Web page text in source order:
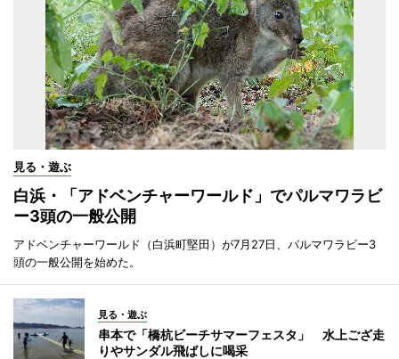
見る・遊ぶ
白浜・「アドベンチャーワールド」でパルマワラビ
ー3頭の一般公開
アドベンチャーワールド（白浜町堅田）が7月27日、パルマワラビー3
頭の一般公開を始めた。
見る・遊ぶ
串本で「橋杭ビーチサマーフェスタ」 水上ござ走
りやサンダル飛ばしに喝采